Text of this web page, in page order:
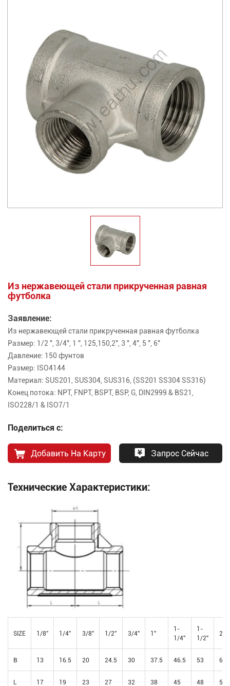
Из нержавеющей стали прикрученная равная
футболка
Заявление:
Из нержавеющей стали прикрученная равная футболка
Размер: 1/2 ", 3/4", 1 ", 125,150,2", 3 ", 4", 5 ", 6"
Давление: 150 фунтов
Размер: ISO4144
Материал: SUS201, SUS304, SUS316, (SS201 SS304 SS316)
Конец потока: NPT, FNPT, BSPT, BSP, G, DIN2999 & BS21,
ISO228/1 & ISO7/1
Поделиться с:
Добавить На Карту Запрос Сейчас
Технические Характеристики:
SIZE 1/8" 1/4" 3/8" 1/2" 3/4" 1"
1-
1/4"
1-
1/2"
2"
B 13 16.5 20 24.5 30 37.5 46.5 53
L 17 19 23 27 32 38 45 48 57